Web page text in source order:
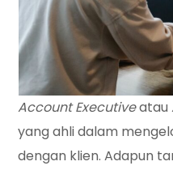
Account Executiveatau
yang ahli dalam
dengan klien. Adapun